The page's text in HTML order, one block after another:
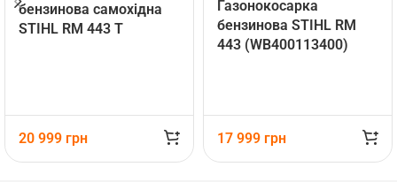
бензинова самохідна
STIHL RM 443 T
20 999 грн
Газонокосарка
бензинова STIHL RM
443 (WB400113400)
17 999 грн